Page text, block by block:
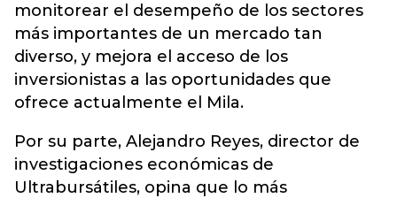
monitorear el desempeño de los sectores
más importantes de un mercado tan
diverso, y mejora el acceso de los
inversionistas a las oportunidades que
ofrece actualmente el Mila.
Por su parte, Alejandro Reyes, director de
investigaciones económicas de
Ultrabursátiles, opina que lo más